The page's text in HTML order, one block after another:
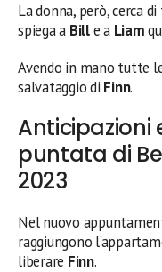
La donna, però, cerca
spiega a Bille a Liam
Avendo in mano tutte
salvataggio di Finn.
puntata di
2023
Nel nuovo
raggiungono
liberare Finn.